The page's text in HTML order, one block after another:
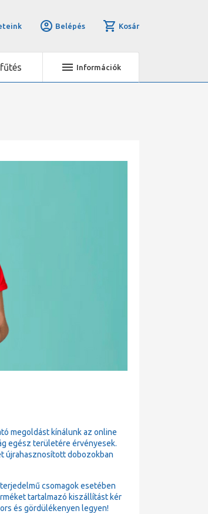
Belépés Kosár
Információk
megoldást kínálunk az online
egész területére érvényesek.
újrahasznosított dobozokban
csomagok esetében
tartalmazó kiszállítást kér
és gördülékenyen legyen!